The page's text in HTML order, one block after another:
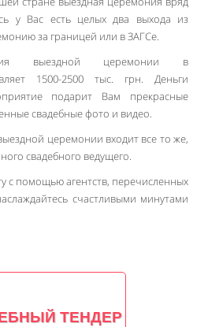
у Вас есть целых два выхода из
за границей или в ЗАГСе.
выездной церемонии в
1500-2500 тыс. грн. Деньги
подарит Вам прекрасные
свадебные фото и видео.
церемонии входит все то же,
свадебного ведущего.
с помощью агентств, перечисленных
счастливыми минутами
ТЕНДЕР